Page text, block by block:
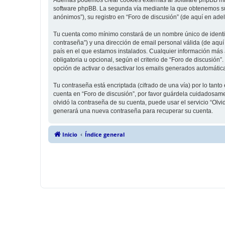
software phpBB. La segunda vía mediante la que obtenemos
anónimos”), su registro en “Foro de discusión” (de aquí en
Tu cuenta como mínimo constará de un nombre único de
contraseña”) y una dirección de email personal válida (de
país en el que estamos instalados. Cualquier información
obligatoria u opcional, según el criterio de “Foro de
opción de activar o desactivar los emails generados
Tu contraseña está encriptada (cifrado de una vía) por lo
cuenta en “Foro de discusión”, por favor guárdela
olvidó la contraseña de su cuenta, puede usar el servicio
generará una nueva contraseña para recuperar su cuenta.
Inicio Índice general